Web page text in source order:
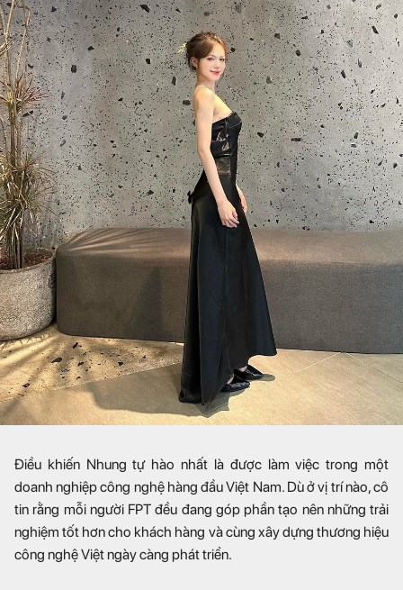
Điều khiến Nhung tự hào nhất là được làm việc trong một
doanh nghiệp công nghệ hàng đầu Việt Nam. Dù ở vị trí nào, cô
tin rằng mỗi người FPT đều đang góp phần tạo nên những trải
nghiệm tốt hơn cho khách hàng và cùng xây dựng thương hiệu
công nghệ Việt ngày càng phát triển.